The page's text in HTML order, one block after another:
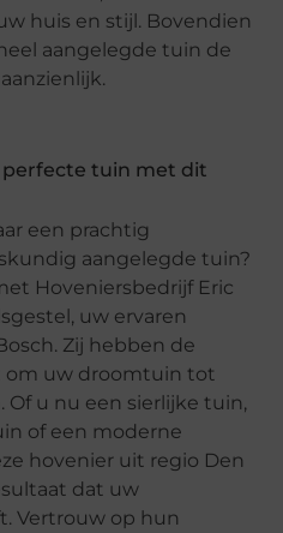
huis en stijl. Bovendien
aangelegde tuin de
perfecte tuin met dit
een prachtig
aangelegde tuin?
Hoveniersbedrijf Eric
uw ervaren
Zij hebben de
om uw droomtuin tot
u nu een sierlijke tuin,
of een moderne
hovenier uit regio Den
dat uw
Vertrouw op hun